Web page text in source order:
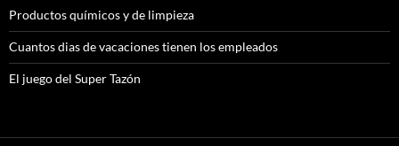
Productos químicos y de limpieza
Cuantos dias de vacaciones tienen los empleados
El juego del Super Tazón